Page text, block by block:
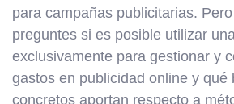
para campañas publicitarias.
preguntes si es posible utilizar
exclusivamente para gestionar y
gastos en publicidad online y qué
concretos aportan respecto a